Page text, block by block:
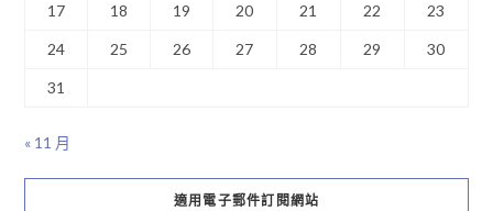
17 18 19 20 21 22 23
24 25 26 27 28 29 30
31
« 11 月
適用電子郵件訂閱網站